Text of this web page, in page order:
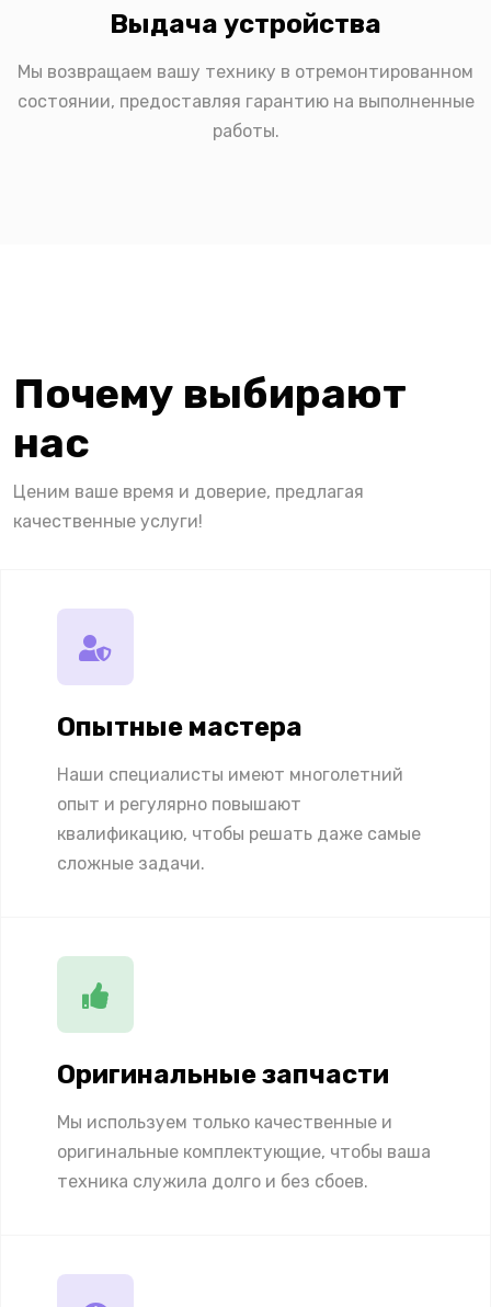
Выдача устройства
Мы возвращаем вашу технику в отремонтированном
состоянии, предоставляя гарантию на выполненные
работы.
Почему выбирают
нас
Ценим ваше время и доверие, предлагая
качественные услуги!
Опытные мастера
Наши специалисты имеют многолетний
опыт и регулярно повышают
квалификацию, чтобы решать даже самые
сложные задачи.
Оригинальные запчасти
Мы используем только качественные и
оригинальные комплектующие, чтобы ваша
техника служила долго и без сбоев.